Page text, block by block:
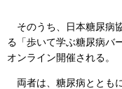
そのうち、日本糖尿病
る「歩いて学ぶ糖尿病バ
オンライン開催される。
両者は、糖尿病ととも